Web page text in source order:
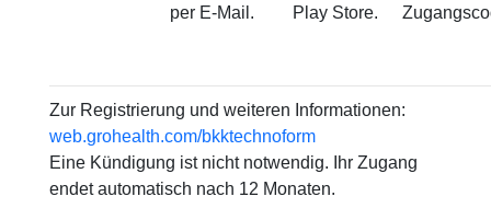
per E-Mail.
Play Store.
Zur Registrierung und weiteren Informationen:
web.grohealth.com/bkktechnoform
Eine Kündigung ist nicht notwendig. Ihr Zugang
endet automatisch nach 12 Monaten.